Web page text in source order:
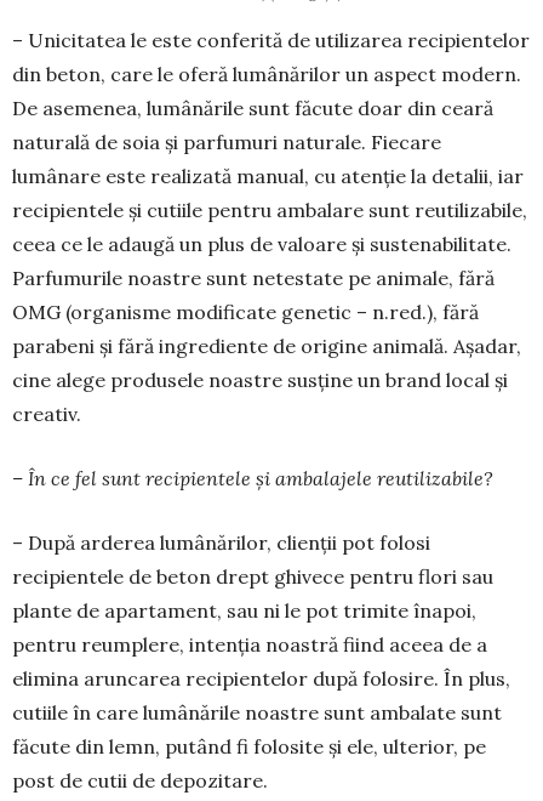
– Unicitatea le este conferită de utilizarea recipientelor
din beton, care le oferă lumânărilor un aspect modern.
De asemenea, lumânările sunt făcute doar din ceară
naturală de soia și parfumuri naturale. Fiecare
lumânare este realizată manual, cu atenție la detalii, iar
recipientele și cutiile pentru ambalare sunt reutilizabile,
ceea ce le adaugă un plus de valoare și sustenabilitate.
Parfumurile noastre sunt netestate pe animale, fără
OMG (organisme modificate genetic – n.red.), fără
parabeni și fără ingrediente de origine animală. Așadar,
cine alege produsele noastre susține un brand local și
creativ.
– În ce fel sunt recipientele și ambalajele reutilizabile?
– După arderea lumânărilor, clienții pot folosi
recipientele de beton drept ghivece pentru flori sau
plante de apartament, sau ni le pot trimite înapoi,
pentru reumplere, intenția noastră fiind aceea de a
elimina aruncarea recipientelor după folosire. În plus,
cutiile în care lumânările noastre sunt ambalate sunt
făcute din lemn, putând fi folosite și ele, ulterior, pe
post de cutii de depozitare.